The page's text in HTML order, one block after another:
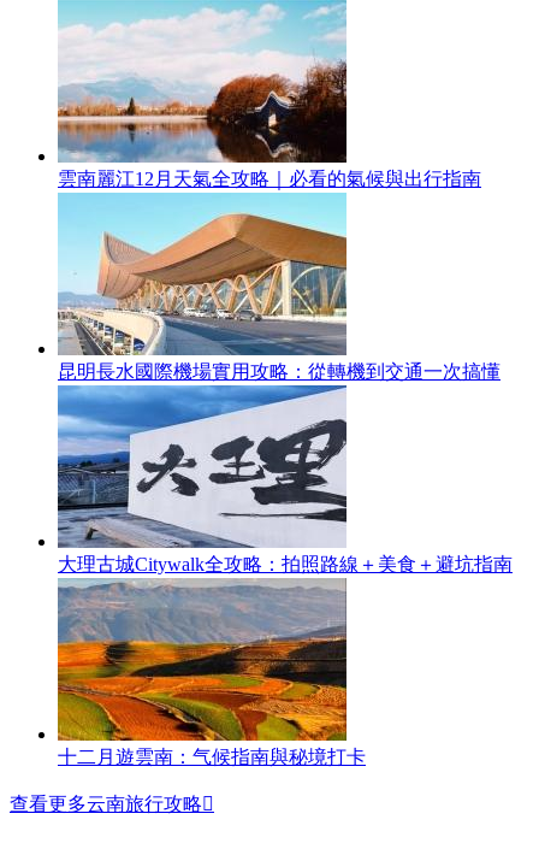
雲南麗江12月天氣全攻略｜必看的氣候與出行指南
昆明長水國際機場實用攻略：從轉機到交通一次搞懂
大理古城Citywalk全攻略：拍照路線＋美食＋避坑指南
十二月遊雲南：气候指南與秘境打卡
查看更多云南旅行攻略